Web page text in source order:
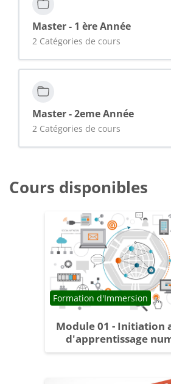
Master - 1 ère Année
2 Catégories de cours
Master - 2eme Année
2 Catégories de cours
Cours disponibles
Module 01 - Initiation
d'apprentissage
Catégorie de cours
Formation d'Immersion